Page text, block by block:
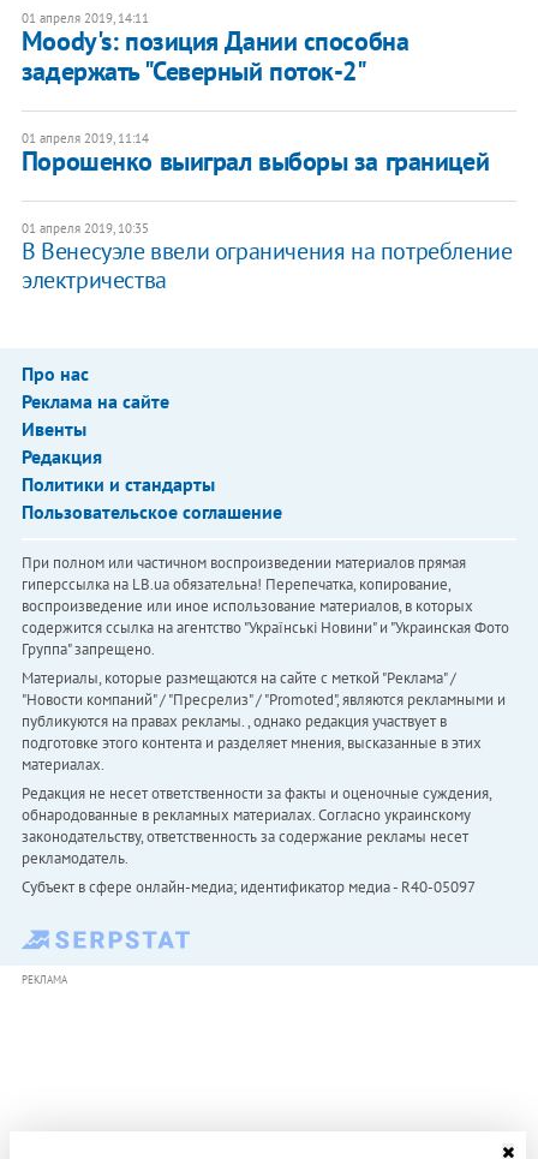
01 апреля 2019, 14:11
​Moody's: позиция Дании способна
задержать "Северный поток-2"
01 апреля 2019, 11:14
​Порошенко выиграл выборы за границей
01 апреля 2019, 10:35
В Венесуэле ввели ограничения на потребление
электричества
Про нас
Реклама на сайте
Ивенты
Редакция
Политики и стандарты
Пользовательское соглашение
При полном или частичном воспроизведении материалов прямая
гиперссылка на LB.ua обязательна! Перепечатка, копирование,
воспроизведение или иное использование материалов, в которых
содержится ссылка на агентство "Українськi Новини" и "Украинская Фото
Группа" запрещено.
Материалы, которые размещаются на сайте с меткой "Реклама" /
"Новости компаний" / "Пресрелиз" / "Promoted", являются рекламными и
публикуются на правах рекламы. , однако редакция участвует в
подготовке этого контента и разделяет мнения, высказанные в этих
материалах.
Редакция не несет ответственности за факты и оценочные суждения,
обнародованные в рекламных материалах. Согласно украинскому
законодательству, ответственность за содержание рекламы несет
рекламодатель.
Субъект в сфере онлайн-медиа; идентификатор медиа - R40-05097
РЕКЛАМА